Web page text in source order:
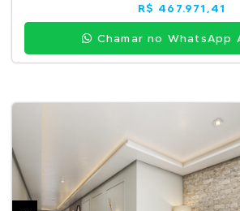
R$ 467.971,41
Chamar no WhatsApp